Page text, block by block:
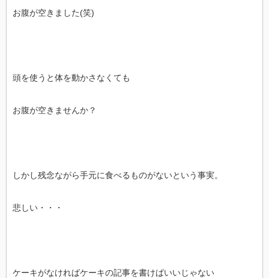
お腹が空きました(笑)
頭を使うと体を動かさなくても
お腹が空きませんか？
しかし残念ながら手元に食べるものがないという事実。
悲しい・・・
ケーキがなければケーキの記事を書けばいいじゃない